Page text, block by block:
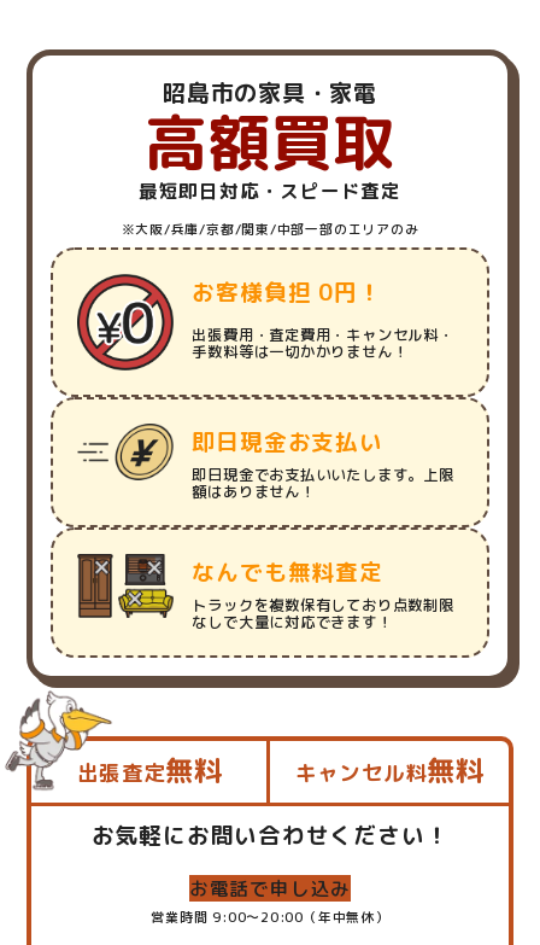
昭島市の家具・家電
高額買取
最短即日対応・スピード査定
※大阪/兵庫/京都/関東/中部一部のエリアのみ
お客様負担 0円！
出張費用・査定費用・キャンセル料・
手数料等は一切かかりません！
即日現金お支払い
即日現金でお支払いいたします。上限
額はありません！
なんでも無料査定
トラックを複数保有しており点数制限
なしで大量に対応できます！
出張査定無料 キャンセル料無料
お気軽にお問い合わせください！
お電話で申し込み
営業時間 9:00～20:00（年中無休）